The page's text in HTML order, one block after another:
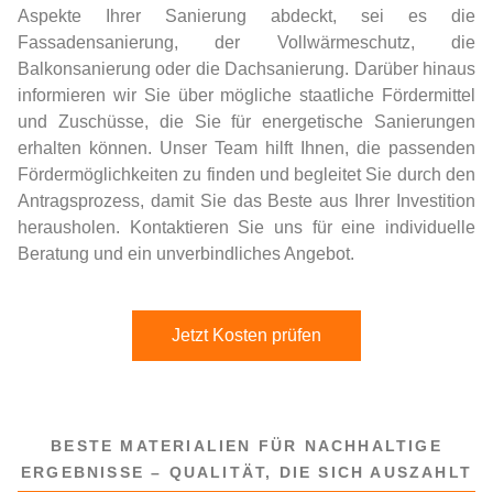
Aspekte Ihrer Sanierung abdeckt, sei es die
Fassadensanierung, der Vollwärmeschutz, die
Balkonsanierung oder die Dachsanierung. Darüber hinaus
informieren wir Sie über mögliche staatliche Fördermittel
und Zuschüsse, die Sie für energetische Sanierungen
erhalten können. Unser Team hilft Ihnen, die passenden
Fördermöglichkeiten zu finden und begleitet Sie durch den
Antragsprozess, damit Sie das Beste aus Ihrer Investition
herausholen. Kontaktieren Sie uns für eine individuelle
Beratung und ein unverbindliches Angebot.
Jetzt Kosten prüfen
BESTE MATERIALIEN FÜR NACHHALTIGE
ERGEBNISSE – QUALITÄT, DIE SICH AUSZAHLT